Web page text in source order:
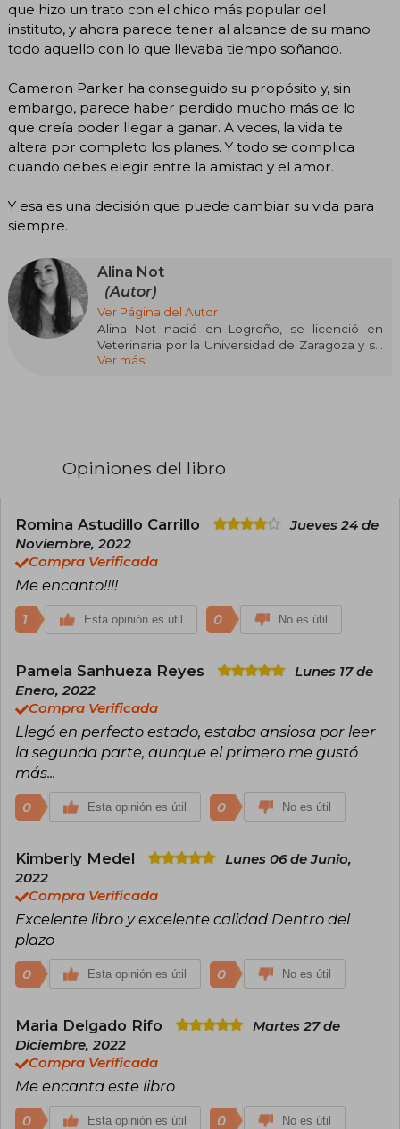
que hizo un trato con el chico más popular del
instituto, y ahora parece tener al alcance de su mano
todo aquello con lo que llevaba tiempo soñando.
Cameron Parker ha conseguido su propósito y, sin
embargo, parece haber perdido mucho más de lo
que creía poder llegar a ganar. A veces, la vida te
altera por completo los planes. Y todo se complica
cuando debes elegir entre la amistad y el amor.
Y esa es una decisión que puede cambiar su vida para
siempre.
Alina Not
(Autor)
Ver Página del Autor
Alina Not nació en Logroño, se licenció en
Veterinaria por la Universidad de Zaragoza y se
especializó en Bienestar Animal. Sin embargo,
seleccionada en la primera convocatoria de
Ver más
Opiniones del libro
Romina Astudillo Carrillo
Jueves 24 de
Noviembre, 2022
Compra Verificada
Me encanto!!!!
1 Esta opinión es útil 0 No es útil
Pamela Sanhueza Reyes
Lunes 17 de
Enero, 2022
Compra Verificada
Llegó en perfecto estado, estaba ansiosa por leer
la segunda parte, aunque el primero me gustó
más...
0 Esta opinión es útil 0 No es útil
Kimberly Medel
Lunes 06 de Junio,
2022
Compra Verificada
Excelente libro y excelente calidad Dentro del
plazo
0 Esta opinión es útil 0 No es útil
Maria Delgado Rifo
Martes 27 de
Diciembre, 2022
Compra Verificada
Me encanta este libro
0 Esta opinión es útil 0 No es útil